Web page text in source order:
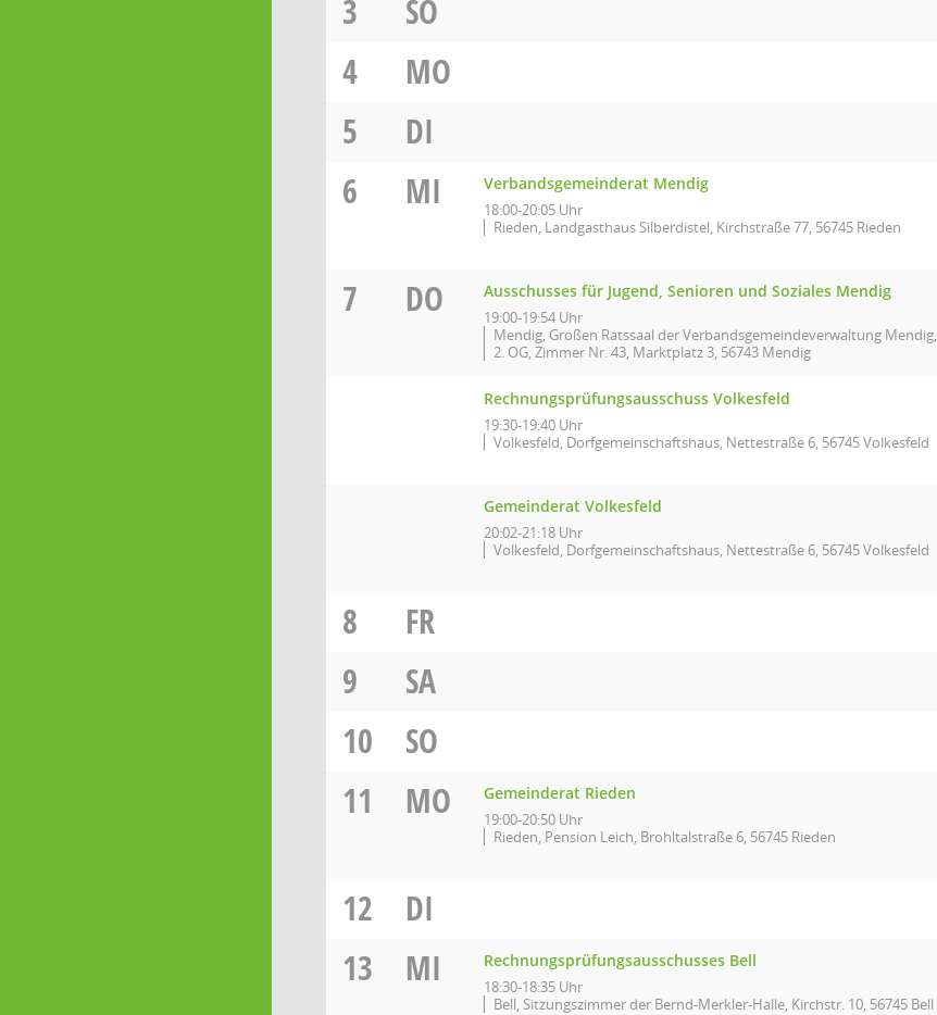
3
SO
4
MO
5
DI
6
MI Verbandsgemeinderat Mendig
18:00-20:05 Uhr
Rieden, Landgasthaus Silberdistel, Kirchstraße 77, 56745 Rieden
7 DO Ausschusses für Jugend, Senioren und Soziales Mendig
19:00-19:54 Uhr
Mendig, Großen Ratssaal der Verbandsgemeindeverwaltung Mendig,
2. OG, Zimmer Nr. 43, Marktplatz 3, 56743 Mendig
Rechnungsprüfungsausschuss Volkesfeld
19:30-19:40 Uhr
Volkesfeld, Dorfgemeinschaftshaus, Nettestraße 6, 56745 Volkesfeld
Gemeinderat Volkesfeld
20:02-21:18 Uhr
Volkesfeld, Dorfgemeinschaftshaus, Nettestraße 6, 56745 Volkesfeld
8
FR
9
SA
10
SO
11
MO Gemeinderat Rieden
19:00-20:50 Uhr
Rieden, Pension Leich, Brohltalstraße 6, 56745 Rieden
12
DI
13
MI Rechnungsprüfungsausschusses Bell
18:30-18:35 Uhr
Bell, Sitzungszimmer der Bernd-Merkler-Halle, Kirchstr. 10, 56745 Bell